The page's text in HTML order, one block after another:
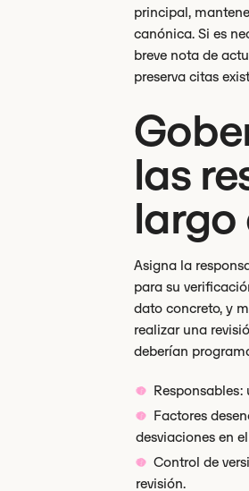
principal,
canónica. Si es
breve nota de
preserva citas
las
largo
Asigna la
para su
dato concreto, y
realizar una
deberían
Factores
desviaciones en
Control de
revisión.